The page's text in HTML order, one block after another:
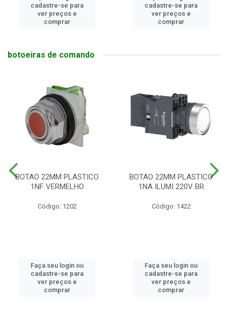
cadastre-se para
ver preços e
comprar
cadastre-se para
ver preços e
comprar
botoeiras de comando
BOTAO 22MM PLASTICO
1NF VERMELHO
Código: 1202
Faça seu login ou
cadastre-se para
ver preços e
comprar
BOTAO 22MM PLASTICO
1NA ILUMI 220V BR
Código: 1422
Faça seu login ou
cadastre-se para
ver preços e
comprar